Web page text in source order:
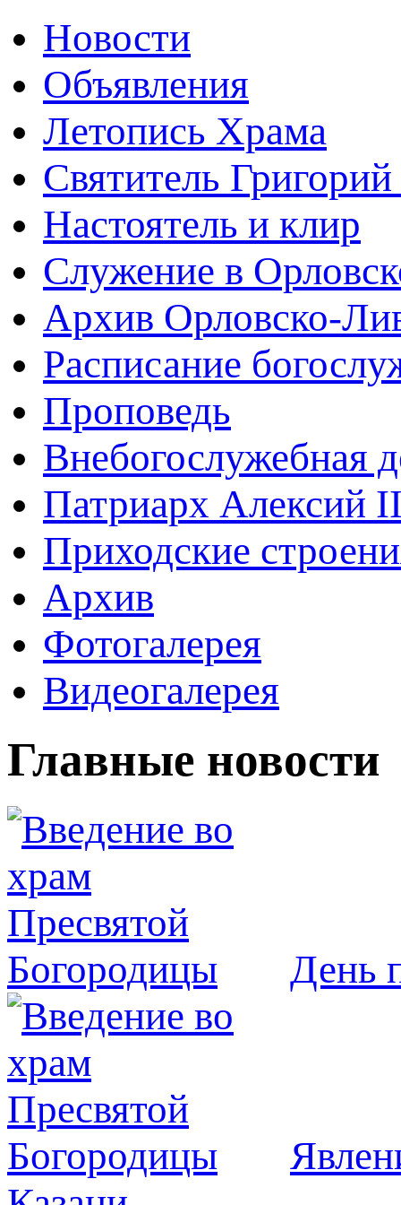
Новости
Объявления
Летопись Храма
Святитель
Настоятель и клир
Служение в
Архив Орловско-
Расписание
Проповедь
Внебогослужебная
Патриарх Алексий
Приходские
Архив
Фотогалерея
Видеогалерея
Главные новости
День